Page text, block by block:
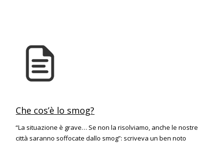
Che cos’è lo smog?
“La situazione è grave… Se non la risolviamo, anche le nostre
città saranno soffocate dallo smog”: scriveva un ben noto